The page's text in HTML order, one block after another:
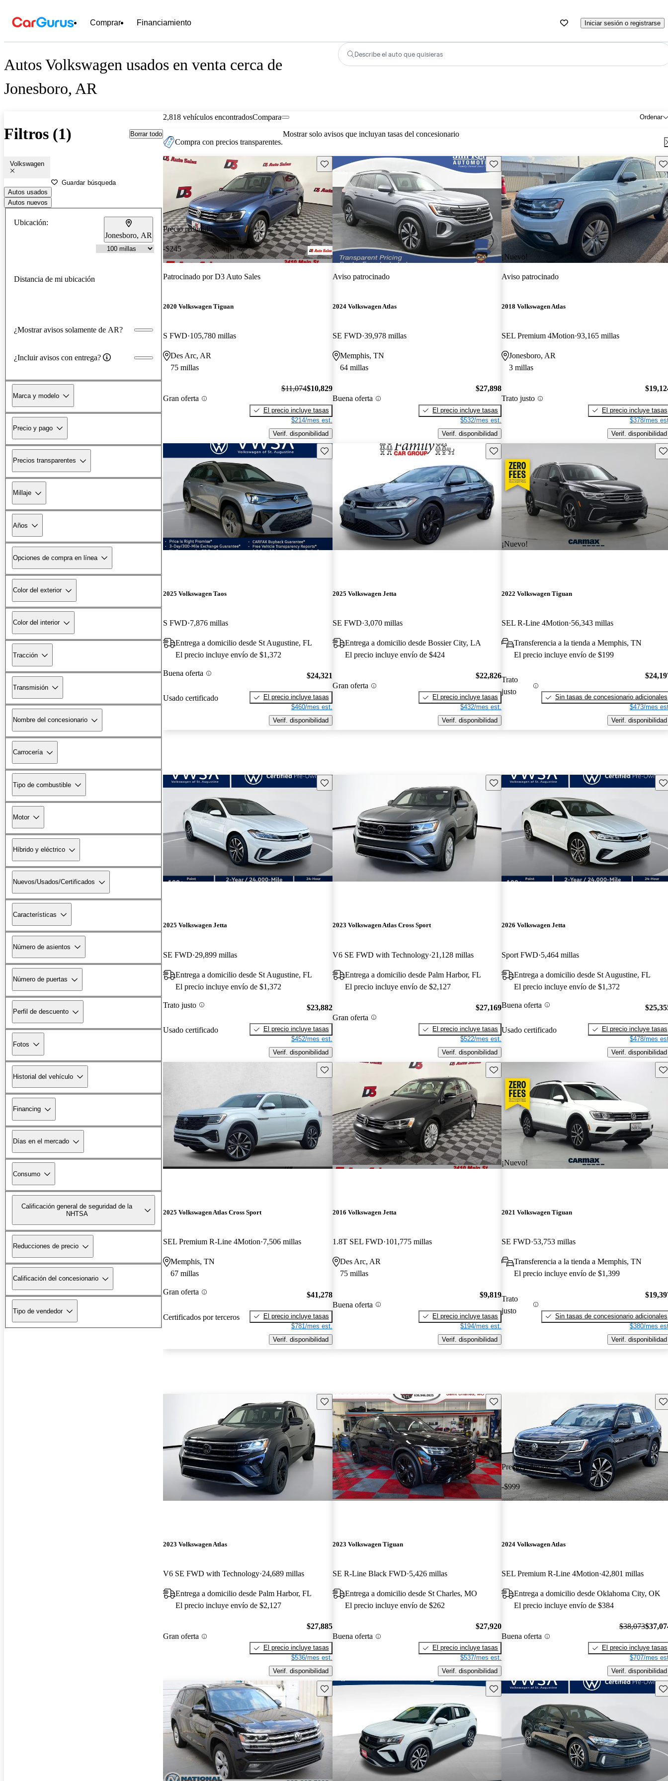
Comprar Financiamiento Iniciar sesión o registrarse
Autos Volkswagen usados en venta cerca de
Jonesboro, AR
Describe el auto que quisieras
Filtros (1) Borrar todo
Volkswagen
Guardar búsqueda
Autos usados
Autos nuevos
Ubicación:
Jonesboro, AR
Distancia de mi ubicación
¿Mostrar avisos solamente de AR?
¿Incluir avisos con entrega?
Marca y modelo
Precio y pago
Precios transparentes
Millaje
Años
Opciones de compra en línea
Color del exterior
Color del interior
Tracción
Transmisión
Nombre del concesionario
Carrocería
Tipo de combustible
Motor
Híbrido y eléctrico
Nuevos/Usados/Certificados
Características
Número de asientos
Número de puertas
Perfil de descuento
Fotos
Historial del vehículo
Financing
Días en el mercado
Consumo
Calificación general de seguridad de la
NHTSA
Reducciones de precio
Calificación del concesionario
Tipo de vendedor
2,818 vehículos encontrados Ordenar
Compara
Compra con precios transparentes.
Mostrar solo avisos que incluyan tasas del concesionario
Precio reducido
-$245
Guarda este Aviso
Patrocinado porD3 Auto Sales
2020 Volkswagen Tiguan
S FWD 105,780 millas
Des Arc, AR
75 millas
Gran oferta
$11,074$10,829
El precio incluye tasas
$214/mes est.
Verif. disponibilidad
Guarda este Aviso
Aviso patrocinado
2024 Volkswagen Atlas
SE FWD 39,978 millas
Memphis, TN
64 millas
Buena oferta
$27,898
El precio incluye tasas
$532/mes est.
Verif. disponibilidad
¡Nuevo!
Aviso patrocinado
2018 Volkswagen Atlas
SEL Premium 4Motion 93,165 millas
Jonesboro, AR
3 millas
Trato justo
El precio incluye tasas
$378/mes
Verif. disponibilidad
Guarda este Aviso
2025 Volkswagen Taos
S FWD 7,876 millas
Entrega a domicilio desde St Augustine, FL
El precio incluye envío de $1,372
Buena oferta
Usado certificado
$24,321
El precio incluye tasas
$460/mes est.
Verif. disponibilidad
Guarda este Aviso
2025 Volkswagen Jetta
SE FWD 3,070 millas
Entrega a domicilio desde Bossier City, LA
El precio incluye envío de $424
Gran oferta
$22,826
El precio incluye tasas
$432/mes est.
Verif. disponibilidad
¡Nuevo!
2022 Volkswagen Tiguan
SEL R-Line 4Motion 56,343 millas
Transferencia a la tienda a Memphis, TN
El precio incluye envío de $199
Trato
justo
Sin tasas de concesionario adicionales
$473/mes
Verif. disponibilidad
Guarda este Aviso
2025 Volkswagen Jetta
SE FWD 29,899 millas
Entrega a domicilio desde St Augustine, FL
El precio incluye envío de $1,372
Trato justo
Usado certificado
$23,882
El precio incluye tasas
$452/mes est.
Verif. disponibilidad
Guarda este Aviso
2023 Volkswagen Atlas Cross Sport
V6 SE FWD with Technology 21,128 millas
Entrega a domicilio desde Palm Harbor, FL
El precio incluye envío de $2,127
Gran oferta
$27,169
El precio incluye tasas
$522/mes est.
Verif. disponibilidad
2026 Volkswagen Jetta
Sport FWD 5,464 millas
Entrega a domicilio desde St Augustine, FL
El precio incluye envío de $1,372
Buena oferta
Usado certificado
El precio incluye tasas
$478/mes
Verif. disponibilidad
Guarda este Aviso
2025 Volkswagen Atlas Cross Sport
SEL Premium R-Line 4Motion 7,506 millas
Memphis, TN
67 millas
Gran oferta
Certificados por terceros
$41,278
El precio incluye tasas
$781/mes est.
Verif. disponibilidad
Guarda este Aviso
2016 Volkswagen Jetta
1.8T SEL FWD 101,775 millas
Des Arc, AR
75 millas
Buena oferta
$9,819
El precio incluye tasas
$194/mes est.
Verif. disponibilidad
¡Nuevo!
2021 Volkswagen Tiguan
SE FWD 53,753 millas
Transferencia a la tienda a Memphis, TN
El precio incluye envío de $1,399
Trato
justo
Sin tasas de concesionario adicionales
$380/mes
Verif. disponibilidad
Guarda este Aviso
2023 Volkswagen Atlas
V6 SE FWD with Technology 24,689 millas
Entrega a domicilio desde Palm Harbor, FL
El precio incluye envío de $2,127
Gran oferta
$27,885
El precio incluye tasas
$536/mes est.
Verif. disponibilidad
Guarda este Aviso
2023 Volkswagen Tiguan
SE R-Line Black FWD 5,426 millas
Entrega a domicilio desde St Charles, MO
El precio incluye envío de $262
Buena oferta
$27,920
El precio incluye tasas
$537/mes est.
Verif. disponibilidad
Precio reducido
-$999
2024 Volkswagen Atlas
SEL Premium R-Line 4Motion 42,801 millas
Entrega a domicilio desde Oklahoma City, OK
El precio incluye envío de $384
Buena oferta
$38,073
El precio incluye tasas
$707/mes
Verif. disponibilidad
Guarda este Aviso Guarda este Aviso